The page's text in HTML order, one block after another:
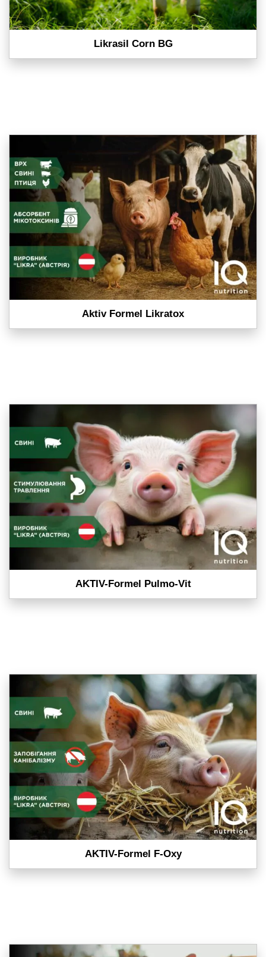
Likrasil Corn BG
Aktiv Formel Likratox
AKTIV-Formel Pulmo-Vit
AKTIV-Formel F-Oxy